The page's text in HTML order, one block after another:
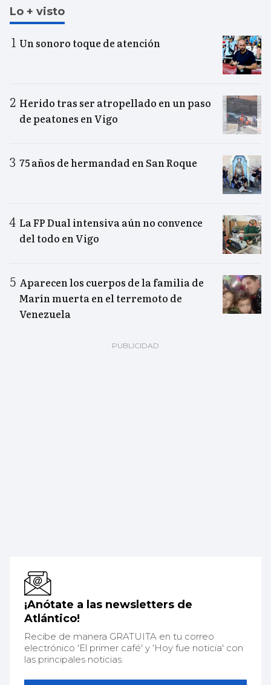
Lo + visto
Un sonoro toque de atención
Herido tras ser atropellado en un paso
de peatones en Vigo
75 años de hermandad en San Roque
La FP Dual intensiva aún no convence
del todo en Vigo
Aparecen los cuerpos de la familia de
Marín muerta en el terremoto de
Venezuela
¡Anótate a las newsletters de
Atlántico!
Recibe de manera GRATUITA en tu correo
electrónico 'El primer café' y 'Hoy fue noticia' con
las principales noticias.